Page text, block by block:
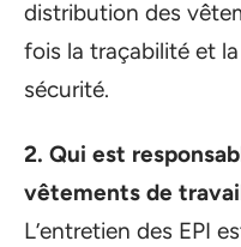
distribution des
fois la traçabilité et
sécurité.
2. Qui est
vêtements de
L’entretien des EPI